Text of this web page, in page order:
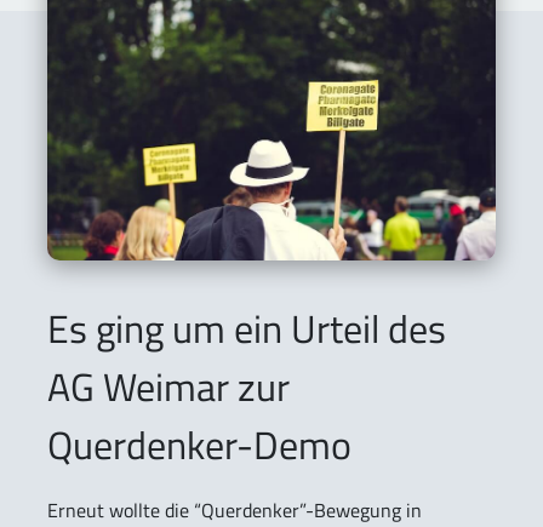
Es ging um ein Urteil des
AG Weimar zur
Querdenker-Demo
Erneut wollte die “Querdenker”-Bewegung in